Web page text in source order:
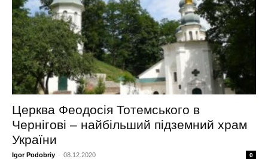
Церква Феодосія Тотемського в
Чернігові – найбільший підземний храм
України
Igor Podobriy - 08.12.2020 0